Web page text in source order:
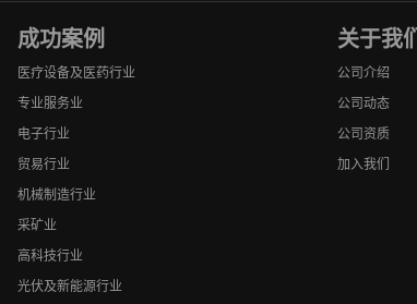
成功案例
医疗设备及医药行业
专业服务业
电子行业
贸易行业
机械制造行业
采矿业
高科技行业
光伏及新能源行业
关于我们
公司介绍
公司动态
公司资质
加入我们